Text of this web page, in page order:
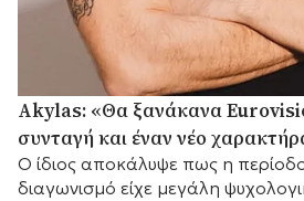
Akylas: «Θα ξανάκανα
συνταγή και έναν νέο
Ο ίδιος αποκάλυψε πως η
διαγωνισμό είχε μεγάλη